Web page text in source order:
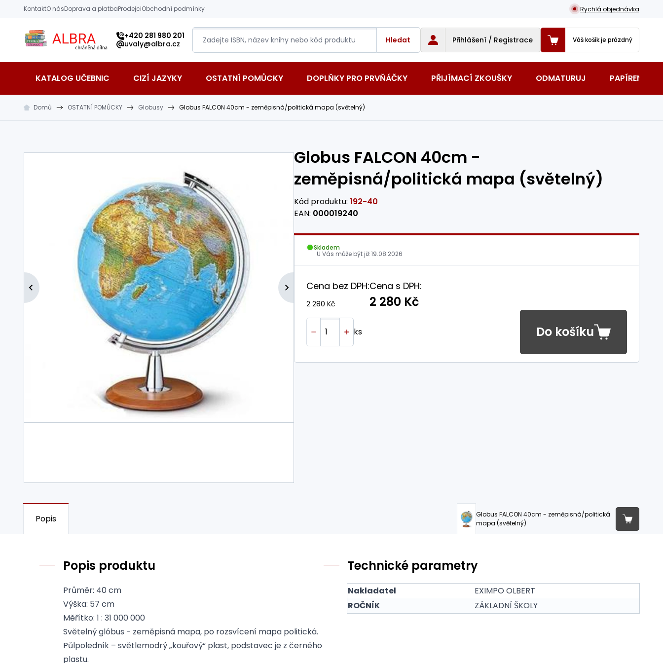
Přeskočit na hlavní obsah
KontaktO násDoprava a platbaProdejciObchodní podmínky Rychlá objednávka
Albra s.r.o.
+420 281 980 201
uvaly@albra.cz
Hledat Přihlášení / Registrace Váš košík je prázdný
KATALOG UČEBNIC CIZÍ JAZYKY OSTATNÍ POMŮCKY DOPLŇKY PRO PRVŇÁČKY PŘIJÍMACÍ ZKOUŠKY ODMATURUJ PAPÍRENSKÉ
Domů OSTATNÍ POMŮCKY Globusy Globus FALCON 40cm - zeměpisná/politická mapa (světelný)
Globus FALCON 40cm -
zeměpisná/politická mapa (světelný)
Kód produktu: 192-40
EAN: 000019240
Skladem
U Vás může být již19.08.2026
Cena bez DPH:
2 280 Kč
Cena s DPH:
2 280 Kč
ks Do košíku
Popis
Globus FALCON 40cm - zeměpisná/politická
mapa (světelný)
Popis produktu
Průměr: 40 cm
Výška: 57 cm
Měřítko: 1 : 31 000 000
Světelný glóbus - zeměpisná mapa, po rozsvícení mapa politická.
Půlpoledník – světlemodrý „kouřový“ plast, podstavec je z černého
plastu.
Technické parametry
Nakladatel
EXIMPO OLBERT
ROČNÍK
ZÁKLADNÍ ŠKOLY